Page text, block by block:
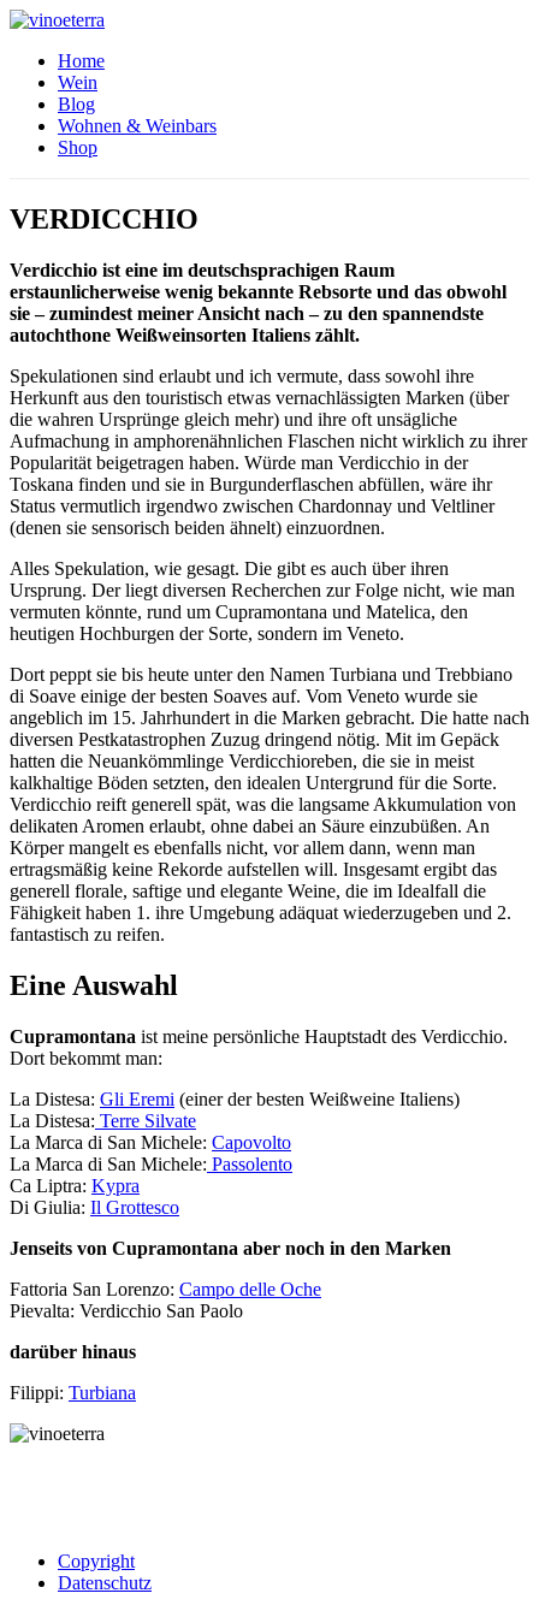
Home
Wein
Blog
Wohnen & Weinbars
Shop
VERDICCHIO
Verdicchio ist eine im deutschsprachigen Raum
erstaunlicherweise wenig bekannte Rebsorte und das obwohl
sie – zumindest meiner Ansicht nach – zu den spannendste
autochthone Weißweinsorten Italiens zählt.
Spekulationen sind erlaubt und ich vermute, dass sowohl ihre
Herkunft aus den touristisch etwas vernachlässigten Marken (über
die wahren Ursprünge gleich mehr) und ihre oft unsägliche
Aufmachung in amphorenähnlichen Flaschen nicht wirklich zu ihrer
Popularität beigetragen haben. Würde man Verdicchio in der
Toskana finden und sie in Burgunderflaschen abfüllen, wäre ihr
Status vermutlich irgendwo zwischen Chardonnay und Veltliner
(denen sie sensorisch beiden ähnelt) einzuordnen.
Alles Spekulation, wie gesagt. Die gibt es auch über ihren
Ursprung. Der liegt diversen Recherchen zur Folge nicht, wie man
vermuten könnte, rund um Cupramontana und Matelica, den
heutigen Hochburgen der Sorte, sondern im Veneto.
Dort peppt sie bis heute unter den Namen Turbiana und Trebbiano
di Soave einige der besten Soaves auf. Vom Veneto wurde sie
angeblich im 15. Jahrhundert in die Marken gebracht. Die hatte nach
diversen Pestkatastrophen Zuzug dringend nötig. Mit im Gepäck
hatten die Neuankömmlinge Verdicchioreben, die sie in meist
kalkhaltige Böden setzten, den idealen Untergrund für die Sorte.
Verdicchio reift generell spät, was die langsame Akkumulation von
delikaten Aromen erlaubt, ohne dabei an Säure einzubüßen. An
Körper mangelt es ebenfalls nicht, vor allem dann, wenn man
ertragsmäßig keine Rekorde aufstellen will. Insgesamt ergibt das
generell florale, saftige und elegante Weine, die im Idealfall die
Fähigkeit haben 1. ihre Umgebung adäquat wiederzugeben und 2.
fantastisch zu reifen.
Eine Auswahl
Cupramontana ist meine persönliche Hauptstadt des Verdicchio.
Dort bekommt man:
La Distesa: Gli Eremi (einer der besten Weißweine Italiens)
La Distesa: Terre Silvate
La Marca di San Michele: Capovolto
La Marca di San Michele: Passolento
Ca Liptra: Kypra
Di Giulia: Il Grottesco
Jenseits von Cupramontana aber noch in den Marken
Fattoria San Lorenzo: Campo delle Oche
Pievalta: Verdicchio San Paolo
darüber hinaus
Filippi: Turbiana
Copyright
Datenschutz